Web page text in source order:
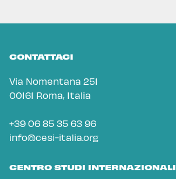
CONTATTACI
Via Nomentana 251
00161 Roma, Italia
+39 06 85 35 63 96
info@cesi-italia.org
CENTRO STUDI INTERNAZIONALI